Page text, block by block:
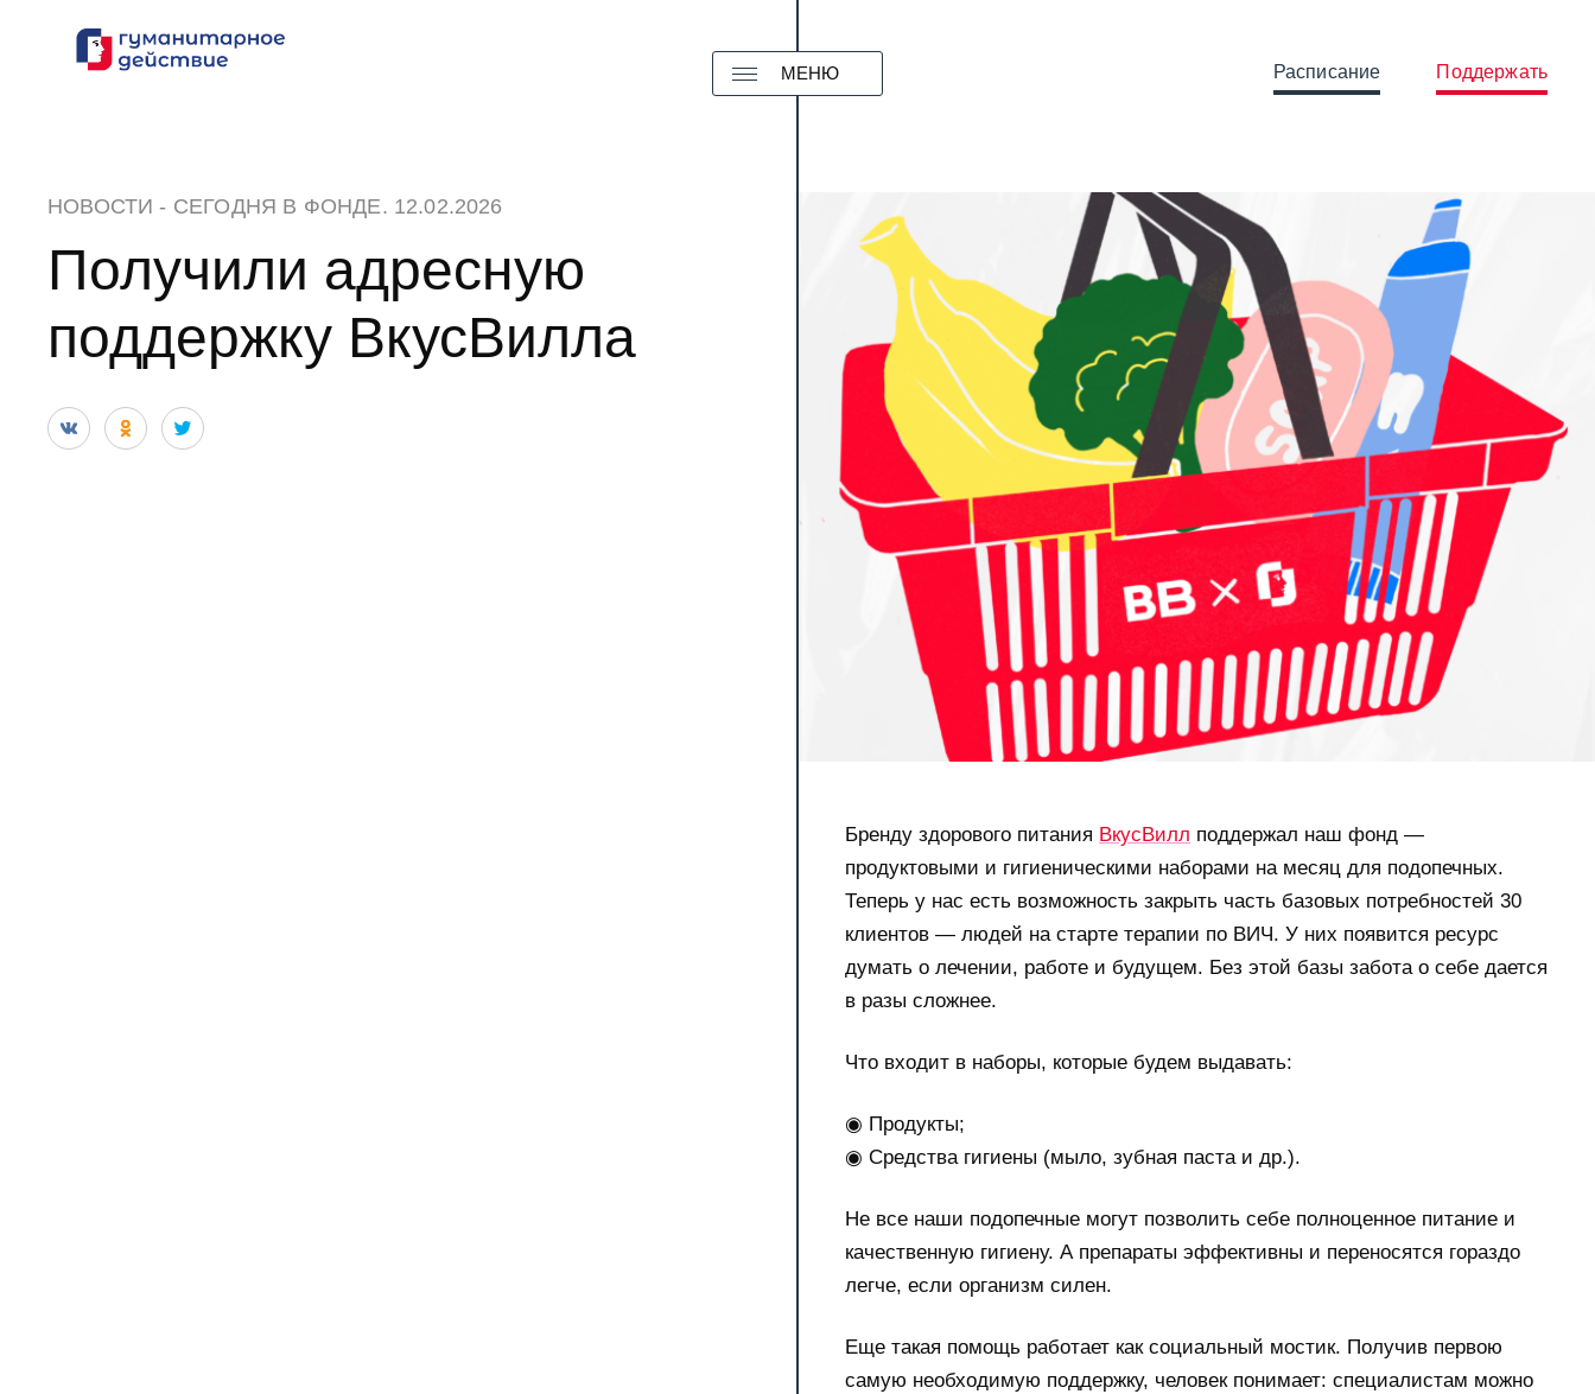
МЕНЮ Расписание Поддержать
НОВОСТИ - СЕГОДНЯ В ФОНДЕ. 12.02.2026
Получили адресную
поддержку ВкусВилла
Бренду здорового питания ВкусВилл поддержал наш фонд —
продуктовыми и гигиеническими наборами на месяц для подопечных.
Теперь у нас есть возможность закрыть часть базовых потребностей 30
клиентов — людей на старте терапии по ВИЧ. У них появится ресурс
думать о лечении, работе и будущем. Без этой базы забота о себе дается
в разы сложнее.
Что входит в наборы, которые будем выдавать:
◉ Продукты;
◉ Средства гигиены (мыло, зубная паста и др.).
Не все наши подопечные могут позволить себе полноценное питание и
качественную гигиену. А препараты эффективны и переносятся гораздо
легче, если организм силен.
Еще такая помощь работает как социальный мостик. Получив первою
самую необходимую поддержку, человек понимает: специалистам можно